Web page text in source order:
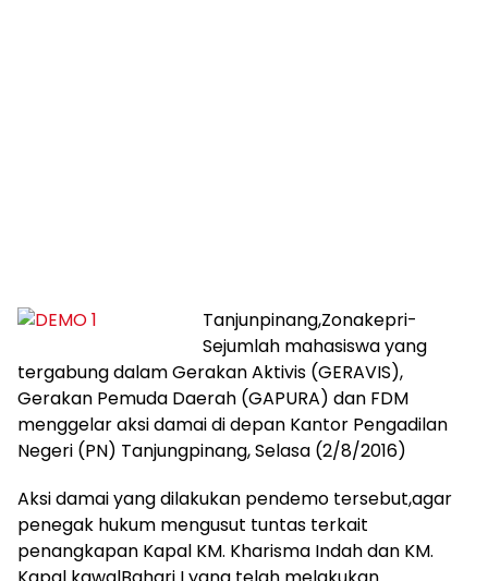
Tanjunpinang,Zonakepri-
Sejumlah mahasiswa yang
tergabung dalam Gerakan Aktivis (GERAVIS),
Gerakan Pemuda Daerah (GAPURA) dan FDM
menggelar aksi damai di depan Kantor Pengadilan
Negeri (PN) Tanjungpinang, Selasa (2/8/2016)
Aksi damai yang dilakukan pendemo tersebut,agar
penegak hukum mengusut tuntas terkait
penangkapan Kapal KM. Kharisma Indah dan KM.